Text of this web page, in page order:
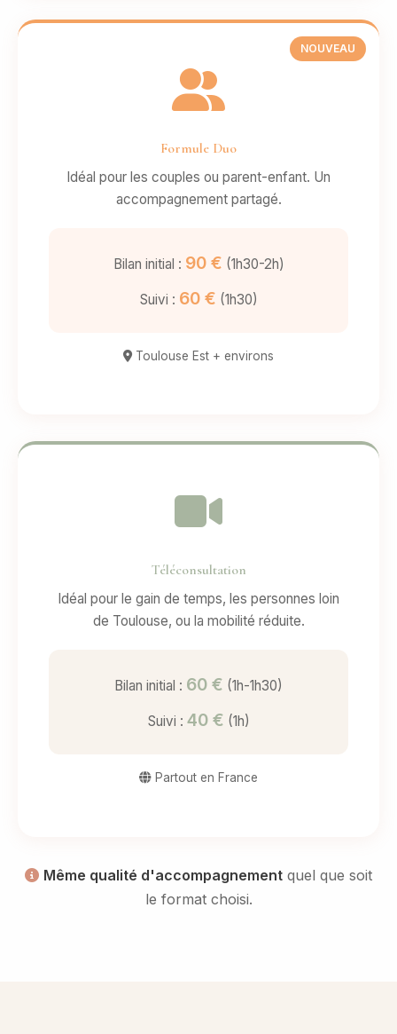
NOUVEAU
Formule Duo
Idéal pour les couples ou parent-enfant. Un
accompagnement partagé.
Bilan initial : 90 € (1h30-2h)
Suivi : 60 € (1h30)
Toulouse Est + environs
Téléconsultation
Idéal pour le gain de temps, les personnes loin
de Toulouse, ou la mobilité réduite.
Bilan initial : 60 € (1h-1h30)
Suivi : 40 € (1h)
Partout en France
Même qualité d'accompagnement quel que soit
le format choisi.